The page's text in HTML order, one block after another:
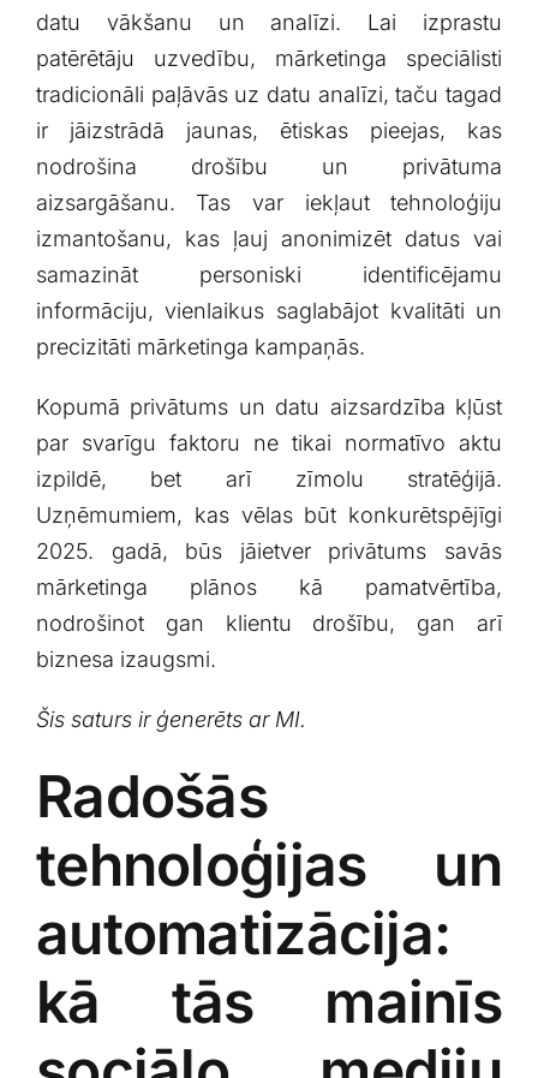
‌datu vākšanu un analīzi.⁤ Lai ⁤izprastu
patērētāju uzvedību, mārketinga speciālisti
tradicionāli paļāvās uz datu analīzi, taču ⁢tagad​
ir jāizstrādā jaunas, ētiskas​ pieejas, kas
nodrošina drošību un privātuma
aizsargāšanu. Tas var iekļaut tehnoloģiju
izmantošanu, kas ļauj anonimizēt‌ datus vai
samazināt personiski identificējamu
‌informāciju, vienlaikus saglabājot kvalitāti un
precizitāti mārketinga kampaņās.
Kopumā privātums un datu aizsardzība kļūst
par ⁢svarīgu faktoru ne tikai normatīvo aktu
izpildē, bet arī zīmolu stratēģijā.
Uzņēmumiem, kas vēlas⁣ būt konkurētspējīgi
2025. ‌gadā, būs jāietver privātums savās
mārketinga⁣ plānos kā pamatvērtība,
nodrošinot gan klientu drošību, gan arī
biznesa izaugsmi.
Šis saturs ir ģenerēts ar MI.
Radošās
tehnoloģijas un
automatizācija:
kā tās mainīs